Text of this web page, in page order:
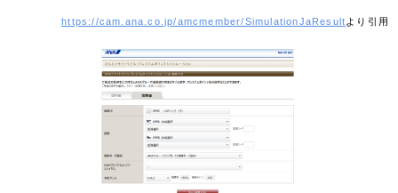
https://cam.ana.co.jp/amcmember/SimulationJaResult より引用